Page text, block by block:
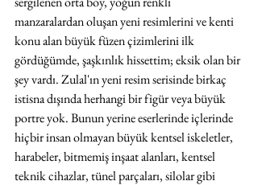
manzaralardan oluşan yeni resimlerini ve kenti
konu alan büyük füzen çizimlerini ilk
gördüğümde, şaşkınlık hissettim; eksik olan bir
şey vardı. Zulal'ın yeni resim serisinde birkaç
istisna dışında herhangi bir figür veya büyük
portre yok. Bunun yerine eserlerinde içlerinde
hiçbir insan olmayan büyük kentsel iskeletler,
harabeler, bitmemiş inşaat alanları, kentsel
teknik cihazlar, tünel parçaları, silolar gibi